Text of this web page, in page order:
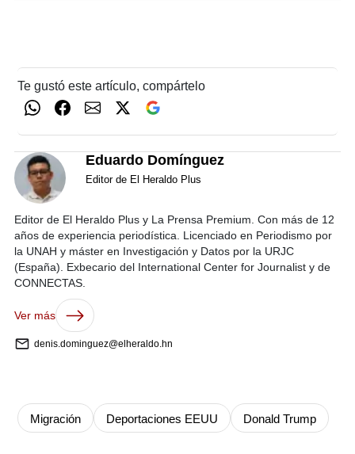
Te gustó este artículo, compártelo
Eduardo Domínguez
Editor de El Heraldo Plus
Editor de El Heraldo Plus y La Prensa Premium. Con más de 12
años de experiencia periodística. Licenciado en Periodismo por
la UNAH y máster en Investigación y Datos por la URJC
(España). Exbecario del International Center for Journalist y de
CONNECTAS.
Ver más
denis.dominguez@elheraldo.hn
Migración Deportaciones EEUU Donald Trump